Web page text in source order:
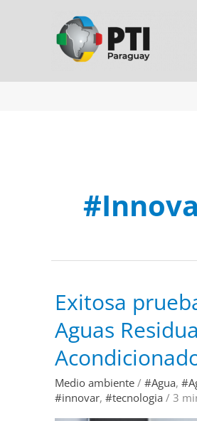
Exitosa
Aguas
Medio ambiente / #Agua,
#innovar, #tecnologia / 3
Exitosa
prueba
sobre
Aguas
Residuales
de
Acondicionadores
de
Aire